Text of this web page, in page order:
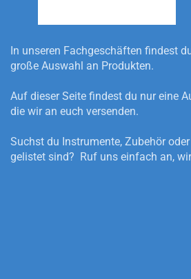
In unseren Fachgeschäften findest
große Auswahl an Produkten.
Auf dieser Seite findest du nur eine
die wir an euch versenden.
Suchst du Instrumente, Zubehör
gelistet sind? Ruf uns einfach an,